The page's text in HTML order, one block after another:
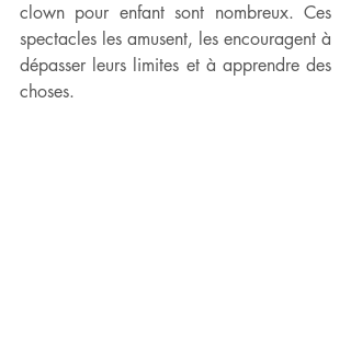
clown pour enfant sont nombreux. Ces
spectacles les amusent, les encouragent à
dépasser leurs limites et à apprendre des
choses.